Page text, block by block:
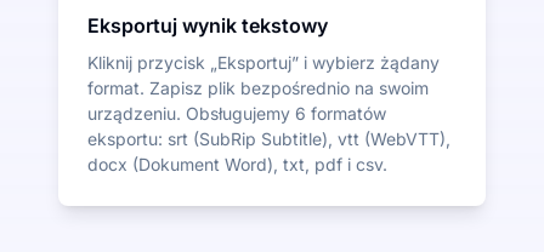
Eksportuj wynik tekstowy
Kliknij przycisk „Eksportuj” i wybierz żądany
format. Zapisz plik bezpośrednio na swoim
urządzeniu. Obsługujemy 6 formatów
eksportu: srt (SubRip Subtitle), vtt (WebVTT),
docx (Dokument Word), txt, pdf i csv.